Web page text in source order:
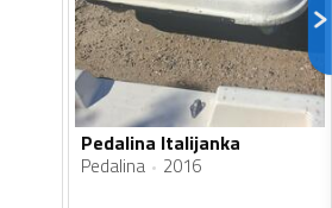
Pedalina Italijanka
Pedalina 2016